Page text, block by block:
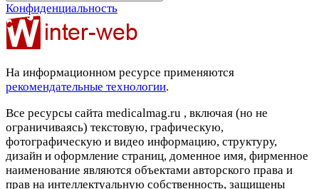
Конфиденциальность
На информационном ресурсе применяются
рекомендательные технологии.
Все ресурсы сайта medicalmag.ru , включая (но не
ограничиваясь) текстовую, графическую,
фотографическую и видео информацию, структуру,
дизайн и оформление страниц, доменное имя, фирменное
наименование являются объектами авторского права и
прав на интеллектуальную собственность, защищены